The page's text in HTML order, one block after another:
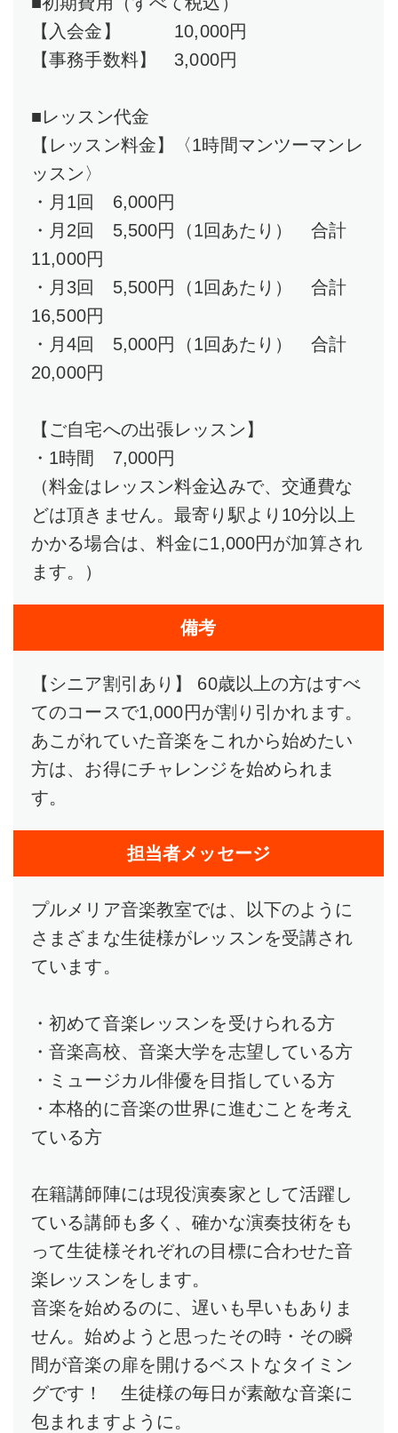
【入会金】 10,000円
【事務手数料】 3,000円
■レッスン代金
【レッスン料金】〈1時間マンツーマンレ
ッスン〉
・月1回 6,000円
・月2回 5,500円（1回あたり） 合計
11,000円
・月3回 5,500円（1回あたり） 合計
16,500円
・月4回 5,000円（1回あたり） 合計
20,000円
【ご自宅への出張レッスン】
・1時間 7,000円
（料金はレッスン料金込みで、交通費な
どは頂きません。最寄り駅より10分以上
かかる場合は、料金に1,000円が加算され
ます。）
備考
【シニア割引あり】 60歳以上の方はすべ
てのコースで1,000円が割り引かれます。
あこがれていた音楽をこれから始めたい
方は、お得にチャレンジを始められま
す。
担当者メッセージ
プルメリア音楽教室では、以下のように
さまざまな生徒様がレッスンを受講され
ています。
・初めて音楽レッスンを受けられる方
・音楽高校、音楽大学を志望している方
・ミュージカル俳優を目指している方
・本格的に音楽の世界に進むことを考え
ている方
在籍講師陣には現役演奏家として活躍し
ている講師も多く、確かな演奏技術をも
って生徒様それぞれの目標に合わせた音
楽レッスンをします。
音楽を始めるのに、遅いも早いもありま
せん。始めようと思ったその時・その瞬
間が音楽の扉を開けるベストなタイミン
グです！ 生徒様の毎日が素敵な音楽に
包まれますように。